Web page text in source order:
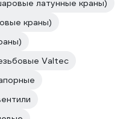
латунные краны)
краны)
Valtec